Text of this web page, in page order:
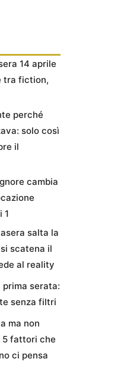
14 aprile
tra fiction,
perché
solo così
il
cambia
1
salta la
scatena il
al reality
serata:
senza filtri
ma non
5 fattori che
ci pensa